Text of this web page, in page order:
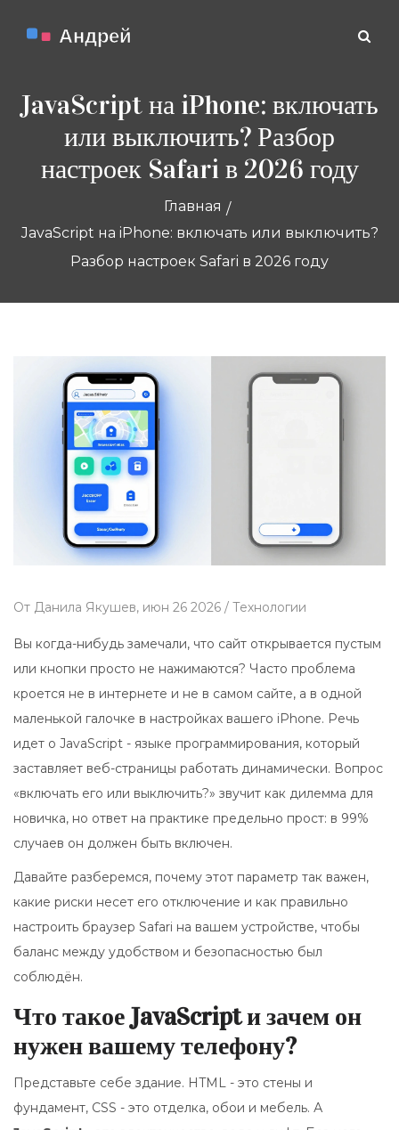
JavaScript на iPhone: включать
или выключить? Разбор
настроек Safari в 2026 году
Главная
JavaScript на iPhone: включать или выключить?
Разбор настроек Safari в 2026 году
От Данила Якушев, июн 26 2026 / Технологии
Вы когда-нибудь замечали, что сайт открывается пустым
или кнопки просто не нажимаются? Часто проблема
кроется не в интернете и не в самом сайте, а в одной
маленькой галочке в настройках вашего iPhone. Речь
идет о JavaScript - языке программирования, который
заставляет веб-страницы работать динамически. Вопрос
«включать его или выключить?» звучит как дилемма для
новичка, но ответ на практике предельно прост: в 99%
случаев он должен быть включен.
Давайте разберемся, почему этот параметр так важен,
какие риски несет его отключение и как правильно
настроить браузер Safari на вашем устройстве, чтобы
баланс между удобством и безопасностью был
соблюдён.
Что такое JavaScript и зачем он
нужен вашему телефону?
Представьте себе здание. HTML - это стены и
фундамент, CSS - это отделка, обои и мебель. А